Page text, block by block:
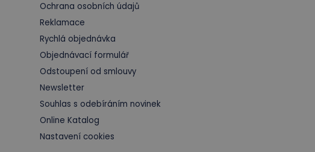
Ochrana osobních údajů
Reklamace
Rychlá objednávka
Objednávací formulář
Odstoupení od smlouvy
Newsletter
Souhlas s odebíráním novinek
Online Katalog
Nastavení cookies